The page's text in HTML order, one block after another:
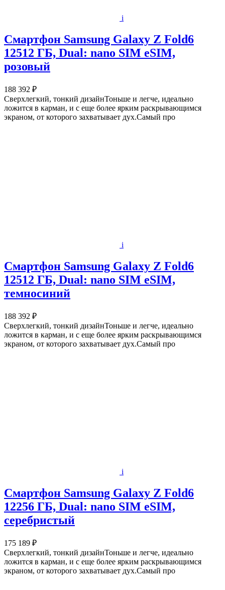
i
Смартфон Samsung Galaxy Z Fold6
12512 ГБ, Dual: nano SIM eSIM,
розовый
188 392 ₽
Сверхлегкий, тонкий дизайнТоньше и легче, идеально
ложится в карман, и с еще более ярким раскрывающимся
экраном, от которого захватывает дух.Самый про
i
Смартфон Samsung Galaxy Z Fold6
12512 ГБ, Dual: nano SIM eSIM,
темносиний
188 392 ₽
Сверхлегкий, тонкий дизайнТоньше и легче, идеально
ложится в карман, и с еще более ярким раскрывающимся
экраном, от которого захватывает дух.Самый про
i
Смартфон Samsung Galaxy Z Fold6
12256 ГБ, Dual: nano SIM eSIM,
серебристый
175 189 ₽
Сверхлегкий, тонкий дизайнТоньше и легче, идеально
ложится в карман, и с еще более ярким раскрывающимся
экраном, от которого захватывает дух.Самый про